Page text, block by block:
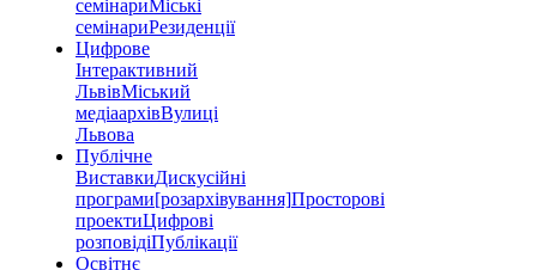
семінариМіські
семінариРезиденції
Цифрове
Інтерактивний
ЛьвівМіський
медіаархівВулиці
Львова
Публічне
ВиставкиДискусійні
програми[розархівування]Просторові
проектиЦифрові
розповідіПублікації
Освітнє